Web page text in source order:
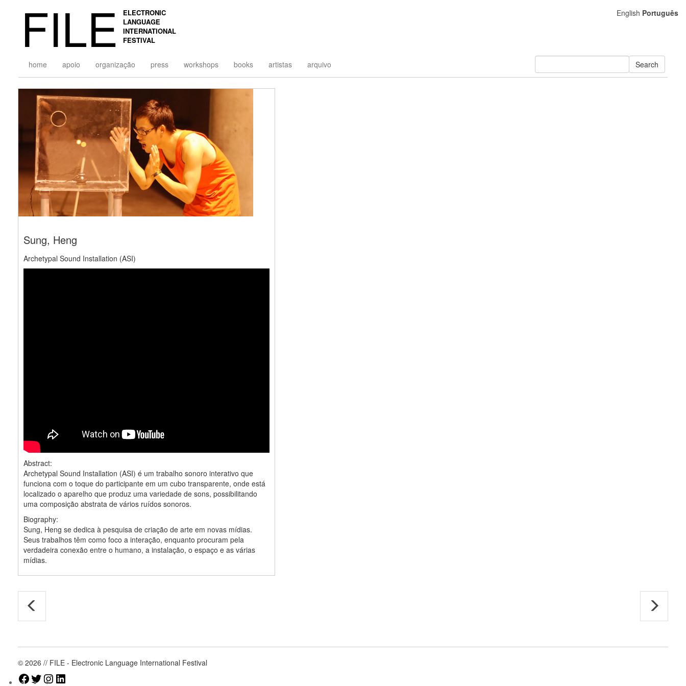
FILE
ELECTRONIC
LANGUAGE
INTERNATIONAL
FESTIVAL
home apoio organização press workshops books artistas arquivo Search
Sung, Heng
Archetypal Sound Installation (ASI)
Abstract:
Archetypal Sound Installation (ASI) é um trabalho sonoro interativo que
funciona com o toque do participante em um cubo transparente, onde está
localizado o aparelho que produz uma variedade de sons, possibilitando
uma composição abstrata de vários ruídos sonoros.
Biography:
Sung, Heng se dedica à pesquisa de criação de arte em novas mídias.
Seus trabalhos têm como foco a interação, enquanto procuram pela
verdadeira conexão entre o humano, a instalação, o espaço e as várias
mídias.
© 2026 // FILE - Electronic Language International Festival
Facebook
TwitterInstagram
English Português